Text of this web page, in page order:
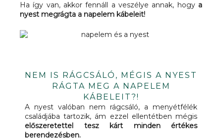
Ha így van, akkor fennáll a veszélye annak, hogy a
nyest megrágta a napelem kábeleit!
NEM IS RÁGCSÁLÓ, MÉGIS A NYEST
RÁGTA MEG A NAPELEM
KÁBELEIT?!
A nyest valóban nem rágcsáló, a menyétfélék
családjába tartozik, ám ezzel ellentétben mégis
előszeretettel tesz kárt minden értékes
berendezésben.